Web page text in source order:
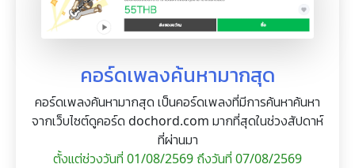
คอร์ดเพลงค้นหามากสุด
คอร์ดเพลงค้นหามากสุด เป็นคอร์ดเพลงที่มีการค้นหาค้นหา
จากเว็บไซต์ดูคอร์ด dochord.com มากที่สุดในช่วงสัปดาห์
ที่ผ่านมา
ตั้งแต่ช่วงวันที่ 01/08/2569 ถึงวันที่ 07/08/2569